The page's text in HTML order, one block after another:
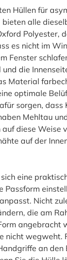
Hüllen für
alle
Polyester,
es nicht im
Fenster
die
Material
optimale
sorgen,
Mehltau
diese Weise
auf der
eine
Passform
Nicht
die am
angebracht
nicht wegweht.
an den